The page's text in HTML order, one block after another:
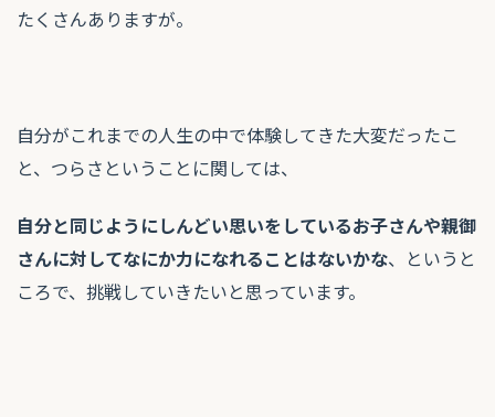
たくさんありますが。
自分がこれまでの人生の中で体験してきた大変だったこ
と、つらさということに関しては、
自分と同じようにしんどい思いをしているお子さんや親御
さんに対してなにか力になれることはないかな、というと
ころで、挑戦していきたいと思っています。